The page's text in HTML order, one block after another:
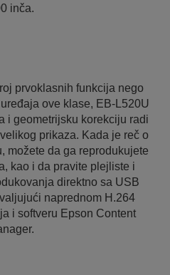
inča.
prvoklasnih funkcija nego
ove klase, EB-L520U
i geometrijsku korekciju radi
prikaza. Kada je reč o
možete da ga reprodukujete
kao i da pravite plejliste i
direktno sa USB
naprednom H.264
i softveru Epson Content